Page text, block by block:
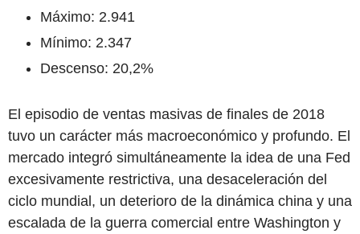
Máximo: 2.941
Mínimo: 2.347
Descenso: 20,2%
El episodio de ventas masivas de finales de 2018
tuvo un carácter más macroeconómico y profundo. El
mercado integró simultáneamente la idea de una Fed
excesivamente restrictiva, una desaceleración del
ciclo mundial, un deterioro de la dinámica china y una
escalada de la guerra comercial entre Washington y